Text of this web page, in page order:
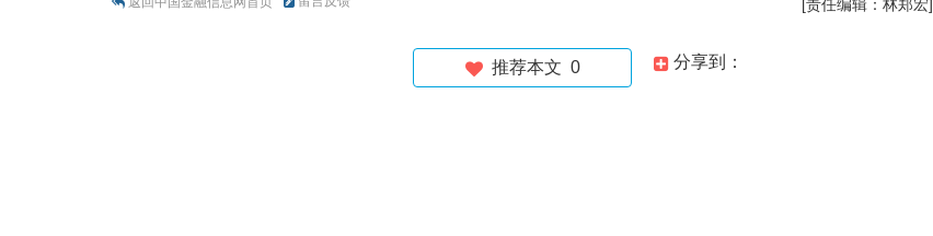
[责任编辑：林郑宏]
分享到：
推荐本文 0